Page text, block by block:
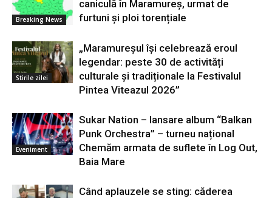
Breaking News
caniculă în Maramureș, urmat de
furtuni și ploi torențiale
Stirile zilei
„Maramureșul își celebrează eroul
legendar: peste 30 de activități
culturale și tradiționale la Festivalul
Pintea Viteazul 2026”
Eveniment
Sukar Nation – lansare album “Balkan
Punk Orchestra” – turneu național
Chemăm armata de suflete în Log Out,
Baia Mare
Când aplauzele se sting: căderea